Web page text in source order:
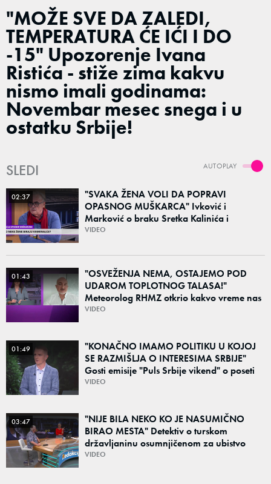
"MOŽE SVE DA ZALEDI,
TEMPERATURA ĆE IĆI I DO
-15" Upozorenje Ivana
Ristića - stiže zima kakvu
nismo imali godinama:
Novembar mesec snega i u
ostatku Srbije!
AUTOPLAY
SLEDI
02:37
"SVAKA ŽENA VOLI DA POPRAVI
OPASNOG MUŠKARCA" Ivković i
Marković o braku Sretka Kalinića i
fenomenu žena koje biraju kriminalce:
VIDEO
01:43
"OSVEŽENJA NEMA, OSTAJEMO POD
UDAROM TOPLOTNOG TALASA!"
Meteorolog RHMZ otkrio kakvo vreme nas
čeka do kraja avgusta
VIDEO
01:49
"KONAČNO IMAMO POLITIKU U KOJOJ
SE RAZMIŠLJA O INTERESIMA SRBIJE"
Gosti emisije "Puls Srbije vikend" o poseti
Zelenskog Beogradu: "Otvaraju se nova
VIDEO
03:47
"NIJE BILA NEKO KO JE NASUMIČNO
BIRAO MESTA" Detektiv o turskom
državljaninu osumnjičenom za ubistvo
Ruskinje (28): "Mogao je da se predstavi
VIDEO